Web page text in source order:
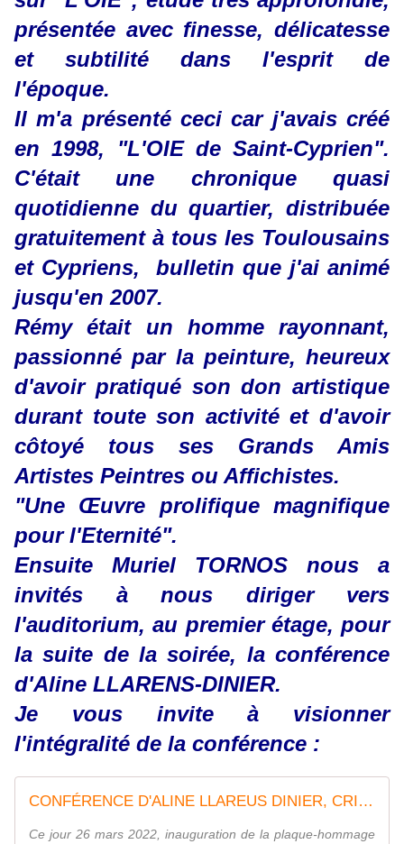
présentée avec finesse, délicatesse
et subtilité dans l'esprit de
l'époque.
Il m'a présenté ceci car j'avais créé
en 1998, "L'OIE de Saint-Cyprien".
C'était une chronique quasi
quotidienne du quartier, distribuée
gratuitement à tous les Toulousains
et Cypriens, bulletin que j'ai animé
jusqu'en 2007.
Rémy était un homme rayonnant,
passionné par la peinture, heureux
d'avoir pratiqué son don artistique
durant toute son activité et d'avoir
côtoyé tous ses Grands Amis
Artistes Peintres ou Affichistes.
"Une Œuvre prolifique magnifique
pour l'Eternité".
Ensuite Muriel TORNOS nous a
invités à nous diriger vers
l'auditorium, au premier étage, pour
la suite de la soirée, laconférence
d'Aline LLARENS-DINIER.
Je vous invite à visionner
l'intégralité de la conférence :
CONFÉRENCE D'ALINE LLAREUS DINIER, CRITIQUE D'ART ECRIVAIN SUR REMY PEYRANNE PEINTRE
Ce jour 26 mars 2022, inauguration de la plaque-hommage